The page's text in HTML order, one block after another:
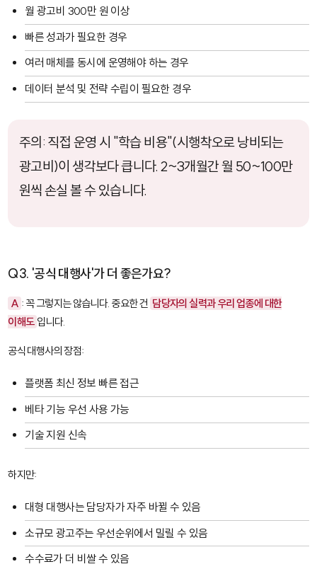
월 광고비 300만 원 이상
빠른 성과가 필요한 경우
여러 매체를 동시에 운영해야 하는 경우
데이터 분석 및 전략 수립이 필요한 경우
주의: 직접 운영 시 "학습 비용"(시행착오로 낭비되는
광고비)이 생각보다 큽니다. 2~3개월간 월 50~100만
원씩 손실 볼 수 있습니다.
Q3. '공식 대행사'가 더 좋은가요?
A : 꼭 그렇지는 않습니다. 중요한 건 담당자의 실력과 우리 업종에 대한
이해도 입니다.
공식 대행사의 장점:
플랫폼 최신 정보 빠른 접근
베타 기능 우선 사용 가능
기술 지원 신속
하지만:
대형 대행사는 담당자가 자주 바뀔 수 있음
소규모 광고주는 우선순위에서 밀릴 수 있음
수수료가 더 비쌀 수 있음